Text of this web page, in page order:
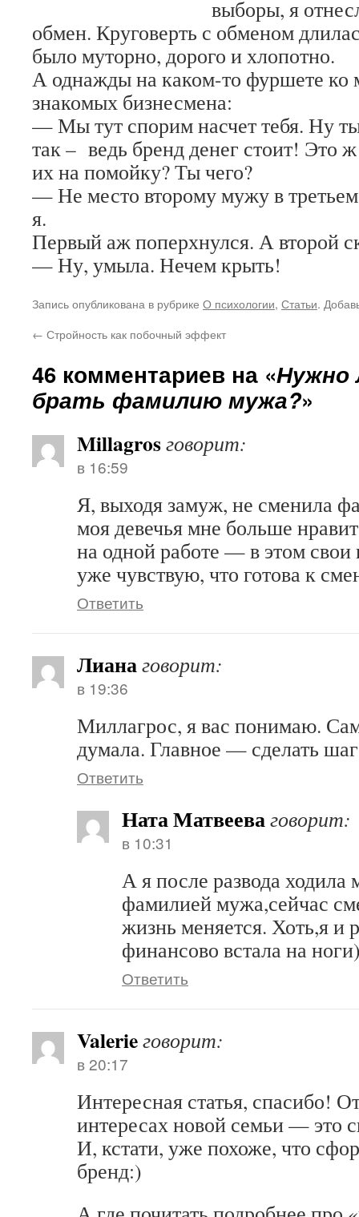
выборы, я
обмен. Круговерть с обменом
было муторно, дорого и хлопотно.
А однажды на каком-то фуршете ко
знакомых бизнесмена:
— Мы тут спорим насчет тебя. Ну
так – ведь бренд денег стоит! Это
их на помойку? Ты чего?
— Не место второму мужу в
я.
Первый аж поперхнулся. А второй
— Ну, умыла. Нечем крыть!
Запись опубликована в рубрике О психологии, Статьи.
← Стройность как побочный эффект
46 комментариев на «Нужно
брать фамилию мужа?»
Millagrosговорит:
в 16:59
Я, выходя замуж, не сменила
моя девечья мне больше
на одной работе — в этом
уже чувствую, что готова к
Ответить
Лианаговорит:
в 19:36
Миллагрос, я вас понимаю.
думала. Главное — сделать
Ответить
Ната Матвееваговорит:
в 10:31
А я после развода ходила
фамилией мужа,сейчас
жизнь меняется. Хоть,я и
финансово встала на
Ответить
Valerieговорит:
в 20:17
Интересная статья, спасибо!
интересах новой семьи — это
И, кстати, уже похоже, что
бренд:)